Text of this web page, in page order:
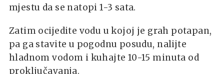
mjestu da se natopi 1-3 sata.
Zatim ocijedite vodu u kojoj je grah potapan,
pa ga stavite u pogodnu posudu, nalijte
hladnom vodom i kuhajte 10-15 minuta od
proključavanja.